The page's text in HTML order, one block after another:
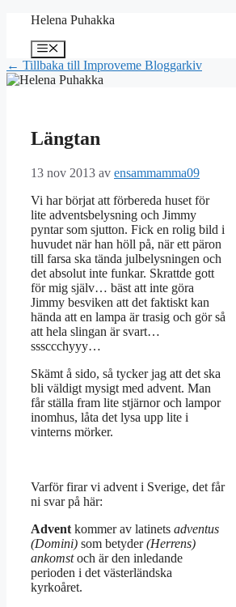
Hoppa
innehåll
Helena Puhakka
Meny
← Tillbaka till Improveme Bloggarkiv
Längtan
13 nov 2013 av ensammamma09
Vi har börjat att förbereda huset för
lite adventsbelysning och Jimmy
pyntar som sjutton. Fick en rolig bild i
huvudet när han höll på, när ett päron
till farsa ska tända julbelysningen och
det absolut inte funkar. Skrattde gott
för mig själv… bäst att inte göra
Jimmy besviken att det faktiskt kan
hända att en lampa är trasig och gör så
att hela slingan är svart…
sssccchyyy…
Skämt å sido, så tycker jag att det ska
bli väldigt mysigt med advent. Man
får ställa fram lite stjärnor och lampor
inomhus, låta det lysa upp lite i
vinterns mörker.
Varför firar vi advent i Sverige, det får
ni svar på här:
Advent kommer av latinets adventus
(Domini) som betyder(Herrens)
ankomstoch är den inledande
perioden i det västerländska
kyrkoåret.